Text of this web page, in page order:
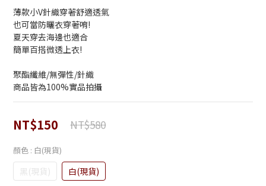
薄款小V針織穿著舒適透氣
也可當防曬衣穿著唷!
夏天穿去海邊也適合
簡單百搭微透上衣!
聚酯纖維/無彈性/針織
商品皆為100%實品拍攝
NT$150 NT$580
顏色 : 白(現貨)
黑(現貨) 白(現貨)